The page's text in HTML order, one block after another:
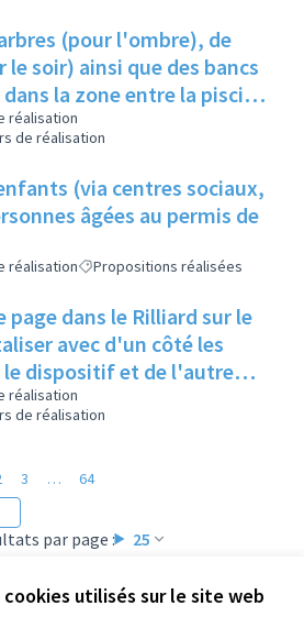
utilisés sur le site web
(pour l'ombre), de
soir) ainsi que des bancs
la zone entre la piscine
réalisation
de réalisation
(via centres sociaux,
âgées au permis de
réalisation Propositions réalisées
page dans le Rilliard sur le
avec d'un côté les
dispositif et de l'autre
concrets de lieux à
réalisation
de réalisation
par page : 25
3 … 64